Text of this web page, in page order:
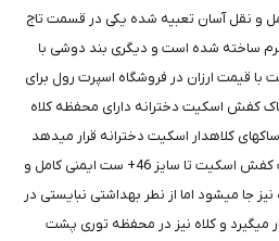
و نقل آسان تعبیه شده یکی در قسمت تاج
ساخته شده است و دیگری بند دوشی با
با قیمت ارزان در فروشگاه اسپرت رول برای
کفش اسکیت دخترانه دارای محفظه کلاه
کلاهدار اسکیت دخترانه قرار میدهد
.از نظر سایز ساک مناسب یک جفت کفش اسکیت تا سایز 46+ ست ایمنی کامل و
جا میشود اما از نطر بهداشتی نبایستی در
میگیرد و کلاه نیز در محفظه توری پشت